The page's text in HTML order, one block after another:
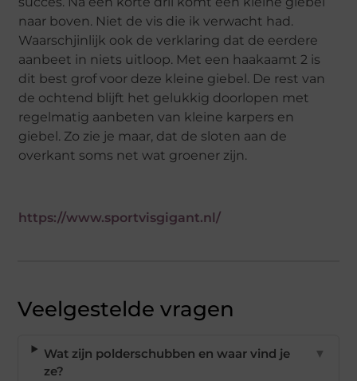
naar boven. Niet de vis die ik verwacht had.
Waarschjinlijk ook de verklaring dat de eerdere
aanbeet in niets uitloop. Met een haakaamt 2 is
dit best grof voor deze kleine giebel. De rest van
de ochtend blijft het gelukkig doorlopen met
regelmatig aanbeten van kleine karpers en
giebel. Zo zie je maar, dat de sloten aan de
overkant soms net wat groener zijn.
https://www.sportvisgigant.nl/
Veelgestelde vragen
Wat zijn polderschubben en waar vind je
ze?
▼